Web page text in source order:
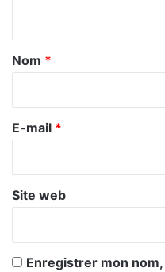
a
r
e
Nom *
E-mail *
Site web
Enregistrer mon